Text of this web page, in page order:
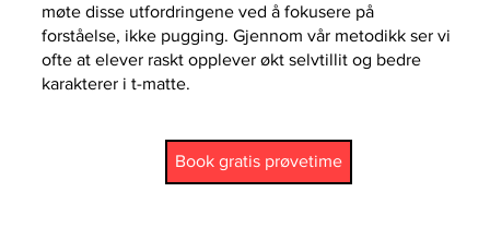
møte disse utfordringene ved å fokusere på
forståelse, ikke pugging. Gjennom vår metodikk ser vi
ofte at elever raskt opplever økt selvtillit og bedre
karakterer i t-matte.
Book gratis prøvetime